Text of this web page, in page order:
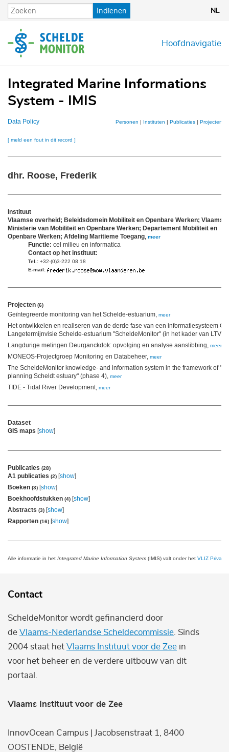
Overslaan
en
de
inhoud
Indienen NL
Hoofdnavigatie
Integrated Marine Informations
System - IMIS
Data Policy Personen | Instituten | Publicaties | Projecten
[ meld een fout in dit record ]
dhr. Roose, Frederik
Instituut
Vlaamse overheid; Beleidsdomein Mobiliteit en Openbare Werken; Vlaams
Ministerie van Mobiliteit en Openbare Werken; Departement Mobiliteit en
Openbare Werken; Afdeling Maritieme Toegang meer
Functie: cel milieu en informatica
Contact op het instituut:
Tel.: +32-(0)3-222 08 18
E-mail:
Projecten (6)
Geïntegreerde monitoring van het Schelde-estuarium, meer
Het ontwikkelen en realiseren van de derde fase van een informatiesysteem
Langetermijnvisie Schelde-estuarium "ScheldeMonitor" (in het kader van LTV
Langdurige metingen Deurganckdok: opvolging en analyse aanslibbing,
meer
MONEOS-Projectgroep Monitoring en Databeheer, meer
The ScheldeMonitor knowledge- and information system in the framework of
planning Scheldt estuary" (phase 4), meer
TIDE - Tidal River Development, meer
Dataset
GIS maps [show]
Publicaties (28)
A1 publicaties (2) [show]
Boeken (3) [show]
Boekhoofdstukken (4) [show]
Abstracts (3) [show]
Rapporten (16) [show]
Alle informatie in het Integrated Marine Information System (IMIS) valt onder het VLIZ Privacy
Contact
ScheldeMonitor wordt gefinancierd door
de Vlaams-Nederlandse Scheldecommissie . Sinds
2004 staat het Vlaams Instituut voor de Zee in
voor het beheer en de verdere uitbouw van dit
portaal.
Vlaams Instituut voor de Zee
InnovOcean Campus | Jacobsenstraat 1, 8400
OOSTENDE, België